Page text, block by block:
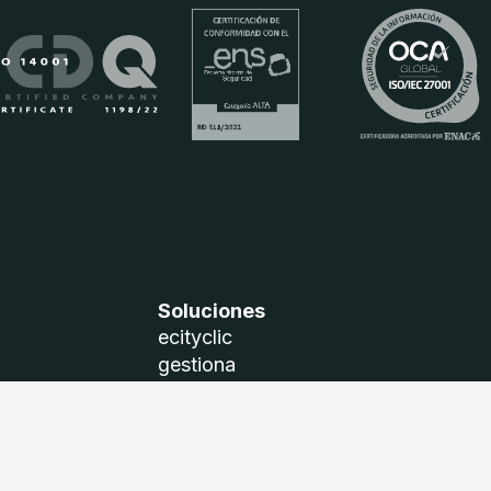
Soluciones
ecityclic
gestiona